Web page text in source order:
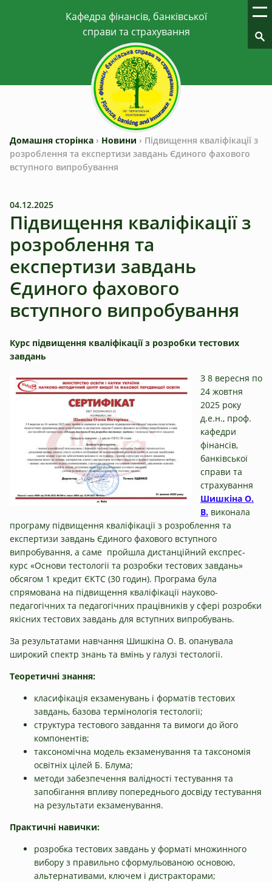
Домашня сторінка › Новини › Підвищення кваліфікації з
розроблення та експертизи завдань Єдиного фахового
вступного випробування
04.12.2025
Підвищення кваліфікації з
розроблення та
експертизи завдань
Єдиного фахового
вступного випробування
Курс підвищення кваліфікації з розробки тестових
завдань
З 8 вересня по
24 жовтня
2025 року
д.е.н., проф.
кафедри
фінансів,
банківської
справи та
страхування
Шишкіна О.
В. виконала
програму підвищення кваліфікації з розроблення та
експертизи завдань Єдиного фахового вступного
випробування, а саме пройшла дистанційний експрес-
курс «Основи тестології та розробки тестових завдань»
обсягом 1 кредит ЄКТС (30 годин). Програма була
спрямована на підвищення кваліфікації науково-
педагогічних та педагогічних працівників у сфері розробки
якісних тестових завдань для вступних випробувань.
За результатами навчання Шишкіна О. В. опанувала
широкий спектр знань та вмінь у галузі тестології.
Теоретичні знання:
класифікація екзаменувань і форматів тестових
завдань, базова термінологія тестології;
структура тестового завдання та вимоги до його
компонентів;
таксономічна модель екзаменування та таксономія
освітніх цілей Б. Блума;
методи забезпечення валідності тестування та
запобігання впливу попереднього досвіду тестування
на результати екзаменування.
Практичні навички:
розробка тестових завдань у форматі множинного
вибору з правильно сформульованою основою,
альтернативами, ключем і дистракторами;